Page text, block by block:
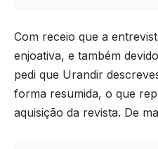
Com receio que a
enjoativa, e também
pedi que Urandir
forma resumida, o que
aquisição da revista. De